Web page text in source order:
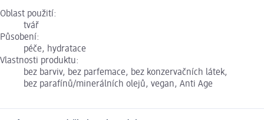
Oblast použití:
tvář
Působení:
péče, hydratace
Vlastnosti produktu:
bez barviv, bez parfemace, bez konzervačních látek,
bez parafínů/minerálních olejů, vegan, Anti Age